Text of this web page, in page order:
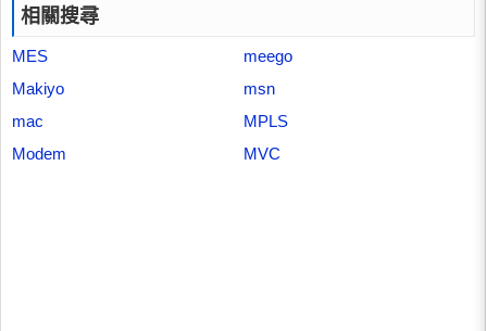
相關搜尋
MES
meego
Makiyo
msn
mac
MPLS
Modem
MVC